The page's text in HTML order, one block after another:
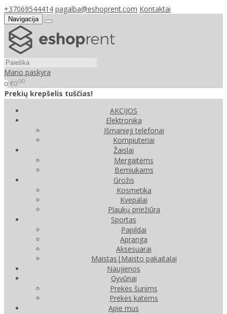
+37069544414 pagalba@eshoprent.com Kontaktai
Navigacija
Mano paskyra
0 €000
Prekių krepšelis tuščias!
AKCIJOS
Elektronika
Išmanieji telefonai
Kompiuteriai
Žaislai
Mergaitėms
Berniukams
Grožis
Kosmetika
Kvepalai
Plaukų priežiūra
Sportas
Papildai
Apranga
Aksesuarai
Maistas|Maisto pakaitalai
Naujienos
Gyvūnai
Prekės šunims
Prekės katėms
Apie mus